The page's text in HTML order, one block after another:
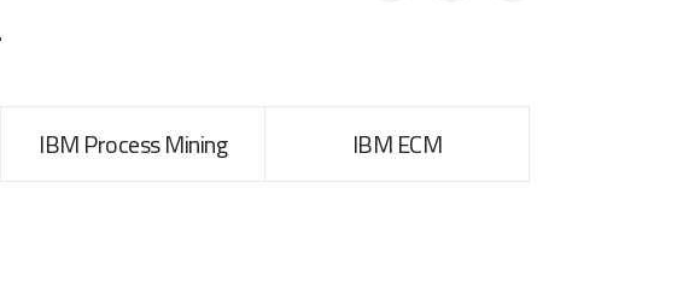
IBM Process Mining
IBM ECM